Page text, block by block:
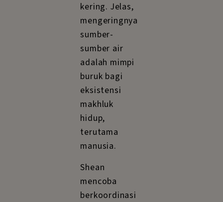
kering. Jelas,
mengeringnya
sumber-
sumber air
adalah mimpi
buruk bagi
eksistensi
makhluk
hidup,
terutama
manusia.
Shean
mencoba
berkoordinasi